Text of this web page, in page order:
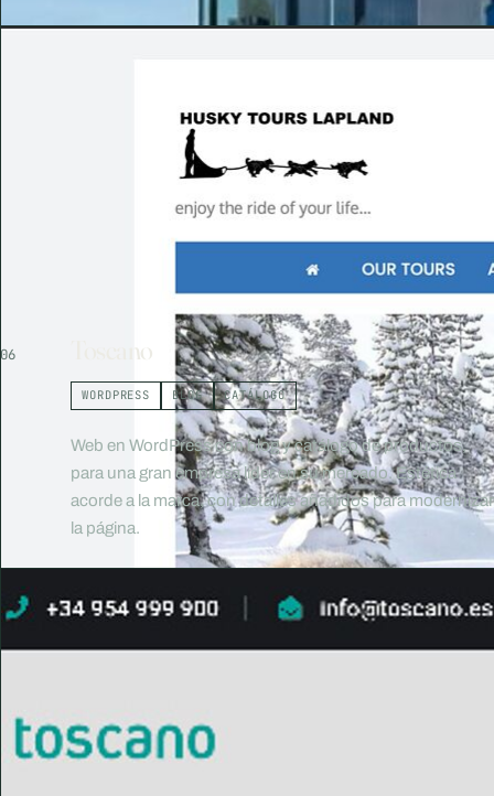
06 Toscano
WORDPRESS BLOG CATÁLOGO
Web en WordPress con blog y catálogo de productos,
para una gran empresa líder en su mercado. Estética
acorde a la marca, con detalles añadidos para modernizar
la página.